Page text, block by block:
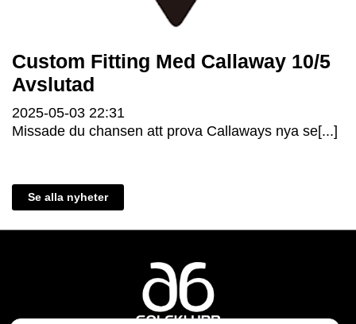
Custom Fitting Med Callaway 10/5
Avslutad
2025-05-03 22:31
Missade du chansen att prova Callaways nya se[...]
Se alla nyheter